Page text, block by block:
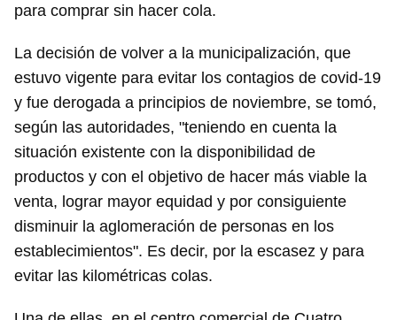
para comprar sin hacer cola.
La decisión de volver a la municipalización, que
estuvo vigente para evitar los contagios de covid-19
y fue derogada a principios de noviembre, se tomó,
según las autoridades, "teniendo en cuenta la
situación existente con la disponibilidad de
productos y con el objetivo de hacer más viable la
venta, lograr mayor equidad y por consiguiente
disminuir la aglomeración de personas en los
establecimientos". Es decir, por la escasez y para
evitar las kilométricas colas.